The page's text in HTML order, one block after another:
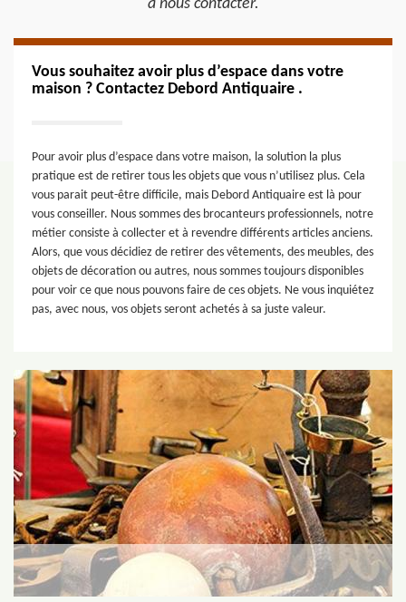
à nous contacter.
Vous souhaitez avoir plus d’espace dans votre
maison ? Contactez Debord Antiquaire .
Pour avoir plus d’espace dans votre maison, la solution la plus
pratique est de retirer tous les objets que vous n’utilisez plus. Cela
vous parait peut-être difficile, mais Debord Antiquaire est là pour
vous conseiller. Nous sommes des brocanteurs professionnels, notre
métier consiste à collecter et à revendre différents articles anciens.
Alors, que vous décidiez de retirer des vêtements, des meubles, des
objets de décoration ou autres, nous sommes toujours disponibles
pour voir ce que nous pouvons faire de ces objets. Ne vous inquiétez
pas, avec nous, vos objets seront achetés à sa juste valeur.